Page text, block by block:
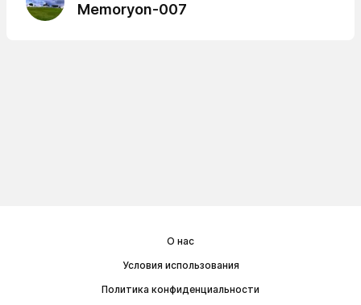
Memoryon-007
О нас
Условия использования
Политика конфиденциальности